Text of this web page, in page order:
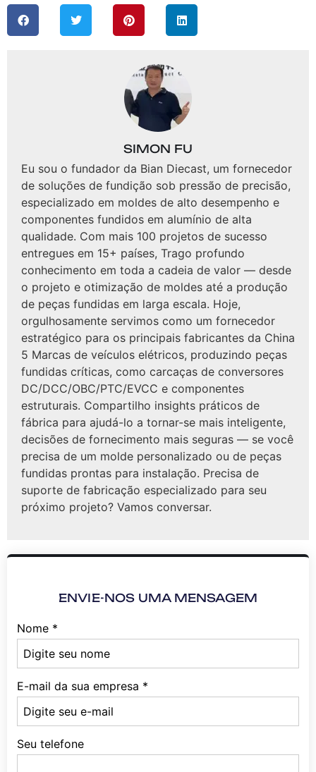
SIMON FU
Eu sou o fundador da Bian Diecast, um fornecedor
de soluções de fundição sob pressão de precisão,
especializado em moldes de alto desempenho e
componentes fundidos em alumínio de alta
qualidade. Com mais 100 projetos de sucesso
entregues em 15+ países, Trago profundo
conhecimento em toda a cadeia de valor — desde
o projeto e otimização de moldes até a produção
de peças fundidas em larga escala. Hoje,
orgulhosamente servimos como um fornecedor
estratégico para os principais fabricantes da China
5 Marcas de veículos elétricos, produzindo peças
fundidas críticas, como carcaças de conversores
DC/DCC/OBC/PTC/EVCC e componentes
estruturais. Compartilho insights práticos de
fábrica para ajudá-lo a tornar-se mais inteligente,
decisões de fornecimento mais seguras — se você
precisa de um molde personalizado ou de peças
fundidas prontas para instalação. Precisa de
suporte de fabricação especializado para seu
próximo projeto? Vamos conversar.
ENVIE-NOS UMA MENSAGEM
Nome *
E-mail da sua empresa *
Seu telefone